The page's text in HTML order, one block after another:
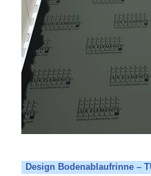
Design Bodenablaufrinne –